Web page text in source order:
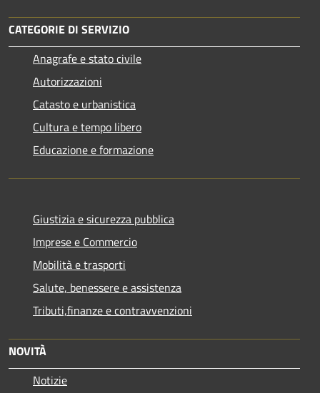
CATEGORIE DI SERVIZIO
Anagrafe e stato civile
Autorizzazioni
Catasto e urbanistica
Cultura e tempo libero
Educazione e formazione
Giustizia e sicurezza pubblica
Imprese e Commercio
Mobilità e trasporti
Salute, benessere e assistenza
Tributi,finanze e contravvenzioni
NOVITÀ
Notizie